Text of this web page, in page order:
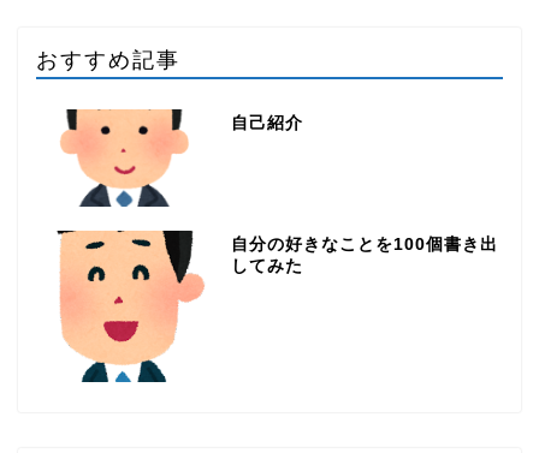
おすすめ記事
自己紹介
自分の好きなことを100個書き出
してみた